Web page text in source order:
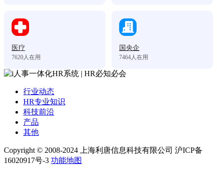
医疗
7620人在用
国央企
7464人在用
行业动态
HR专业知识
科技前沿
产品
其他
Copyright © 2008-2024 上海利唐信息科技有限公司 沪ICP备
16020917号-3 功能地图